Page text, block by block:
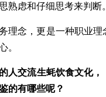
熟虑和仔细思考来判断。
念，更是一种职业理
。
人交流生蚝饮食文化
的有哪些呢？